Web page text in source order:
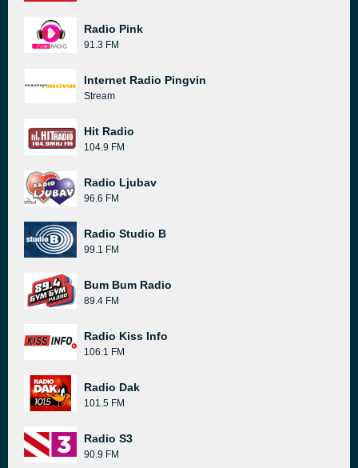
Radio Pink
91.3 FM
Internet Radio Pingvin
Stream
Hit Radio
104.9 FM
Radio Ljubav
96.6 FM
Radio Studio B
99.1 FM
Bum Bum Radio
89.4 FM
Radio Kiss Info
106.1 FM
Radio Dak
101.5 FM
Radio S3
90.9 FM